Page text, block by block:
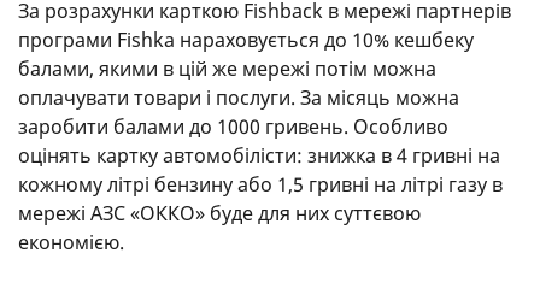
За розрахунки карткою Fishback в мережі партнерів
програми Fishka нараховується до 10% кешбеку
балами, якими в цій же мережі потім можна
оплачувати товари і послуги. За місяць можна
заробити балами до 1000 гривень. Особливо
оцінять картку автомобілісти: знижка в 4 гривні на
кожному літрі бензину або 1,5 гривні на літрі газу в
мережі АЗС «ОККО» буде для них суттєвою
економією.